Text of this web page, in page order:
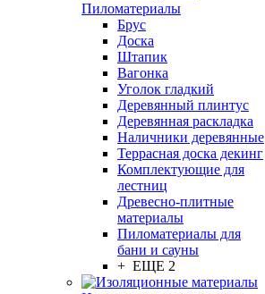
Пиломатериалы
Брус
Доска
Штапик
Вагонка
Уголок гладкий
Деревянный плинтус
Деревянная раскладка
Наличники деревянные
Террасная доска декинг
Комплектующие для
лестниц
Древесно-плитные
материалы
Пиломатериалы для
бани и сауны
+ ЕЩЕ 2